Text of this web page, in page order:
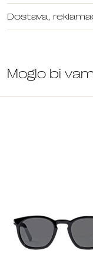
Dostava,
Moglo bi